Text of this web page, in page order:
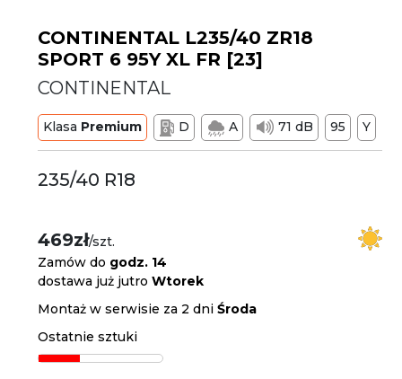
CONTINENTAL L235/40 ZR18
SPORT 6 95Y XL FR [23]
CONTINENTAL
Klasa Premium D A 71 dB 95 Y
235/40 R18
469zł/szt.
Zamów do godz. 14
dostawa już jutroWtorek
Montaż w serwisie za 2 dniŚroda
Ostatnie sztuki